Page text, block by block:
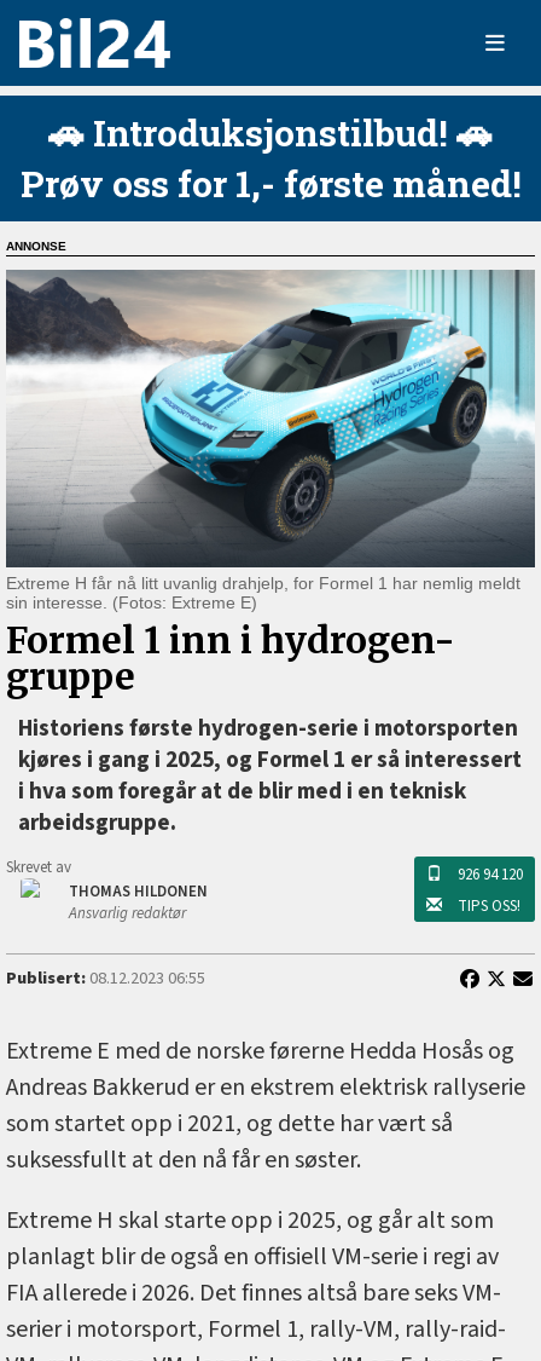
🚗 Introduksjonstilbud! 🚗
Prøv oss for 1,- første måned!
Extreme H får nå litt uvanlig drahjelp, for Formel 1 har nemlig meldt
sin interesse. (Fotos: Extreme E)
Formel 1 inn i hydrogen-
gruppe
Historiens første hydrogen-serie i motorsporten
kjøres i gang i 2025, og Formel 1 er så interessert
i hva som foregår at de blir med i en teknisk
arbeidsgruppe.
Skrevet av
THOMAS HILDONEN
Ansvarlig redaktør
926 94 120
TIPS OSS!
Publisert:08.12.2023 06:55
Extreme E med de norske førerne Hedda Hosås og
Andreas Bakkerud er en ekstrem elektrisk rallyserie
som startet opp i 2021, og dette har vært så
suksessfullt at den nå får en søster.
Extreme H skal starte opp i 2025, og går alt som
planlagt blir de også en offisiell VM-serie i regi av
FIA allerede i 2026. Det finnes altså bare seks VM-
serier i motorsport, Formel 1, rally-VM, rally-raid-